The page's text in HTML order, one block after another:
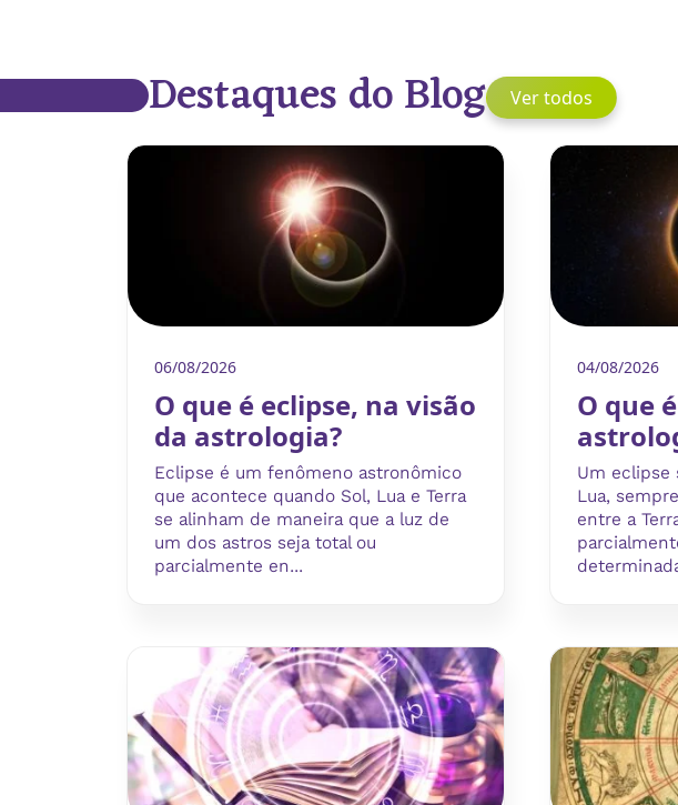
Destaques do Blog Ver todos
06/08/2026
O que é eclipse, na visão
da astrologia?
Eclipse é um fenômeno astronômico
que acontece quando Sol, Lua e Terra
se alinham de maneira que a luz de
um dos astros seja total ou
parcialmente en...
04/08/2026
O que
Um eclipse
Lua,
entre a